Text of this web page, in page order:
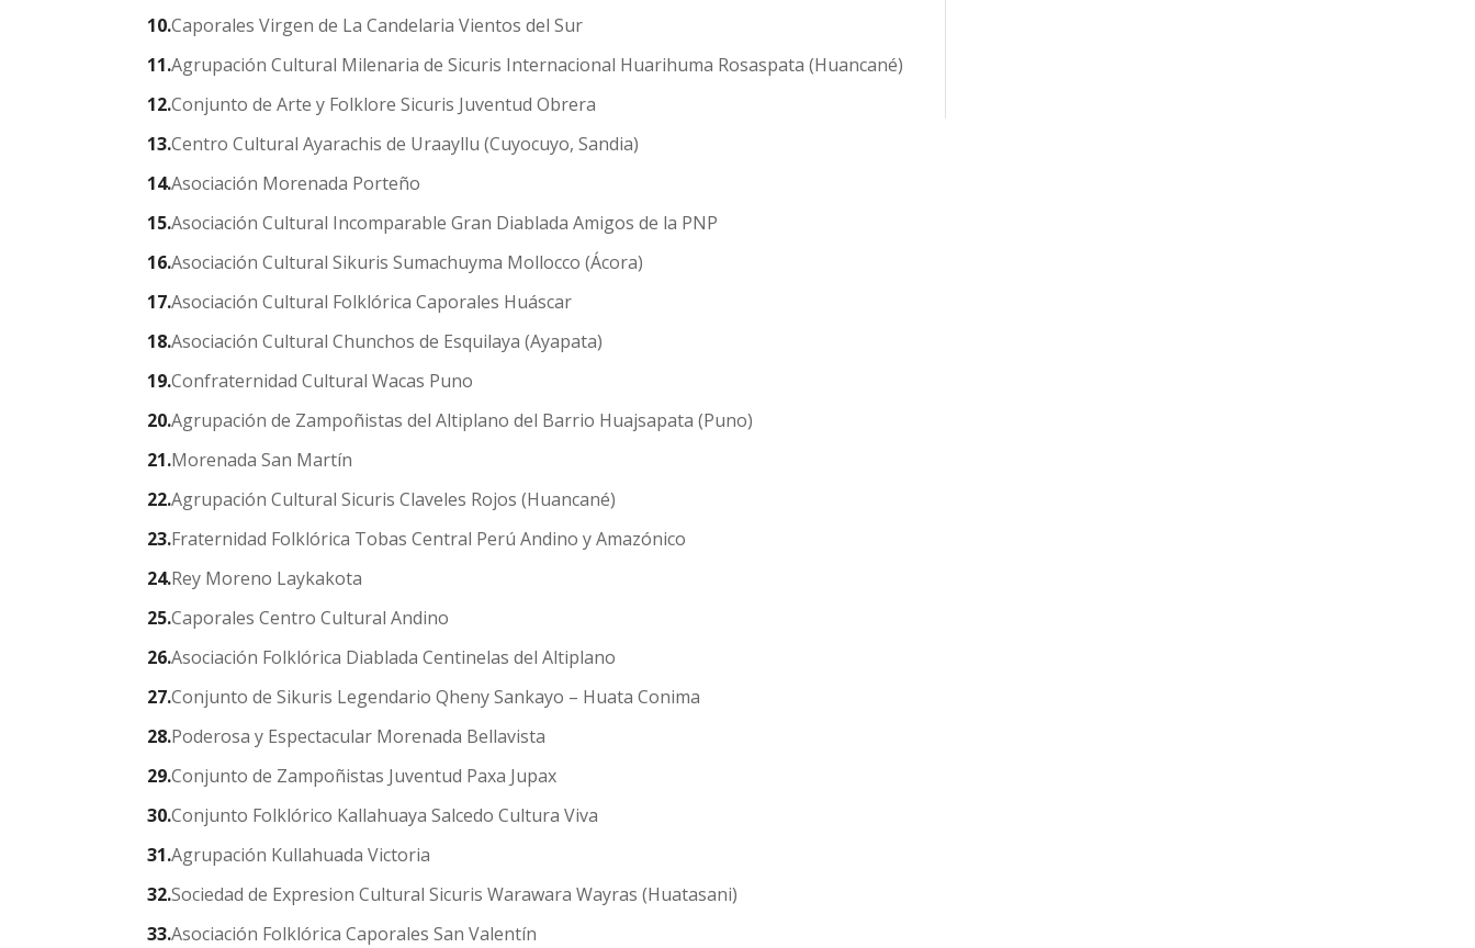
Caporales Virgen de La Candelaria Vientos del Sur
Agrupación Cultural Milenaria de Sicuris Internacional Huarihuma Rosaspata (Huancané)
Conjunto de Arte y Folklore Sicuris Juventud Obrera
Centro Cultural Ayarachis de Uraayllu (Cuyocuyo, Sandia)
Asociación Morenada Porteño
Asociación Cultural Incomparable Gran Diablada Amigos de la PNP
Asociación Cultural Sikuris Sumachuyma Mollocco (Ácora)
Asociación Cultural Folklórica Caporales Huáscar
Asociación Cultural Chunchos de Esquilaya (Ayapata)
Confraternidad Cultural Wacas Puno
Agrupación de Zampoñistas del Altiplano del Barrio Huajsapata (Puno)
Morenada San Martín
Agrupación Cultural Sicuris Claveles Rojos (Huancané)
Fraternidad Folklórica Tobas Central Perú Andino y Amazónico
Rey Moreno Laykakota
Caporales Centro Cultural Andino
Asociación Folklórica Diablada Centinelas del Altiplano
Conjunto de Sikuris Legendario Qheny Sankayo – Huata Conima
Poderosa y Espectacular Morenada Bellavista
Conjunto de Zampoñistas Juventud Paxa Jupax
Conjunto Folklórico Kallahuaya Salcedo Cultura Viva
Agrupación Kullahuada Victoria
Sociedad de Expresion Cultural Sicuris Warawara Wayras (Huatasani)
Asociación Folklórica Caporales San Valentín